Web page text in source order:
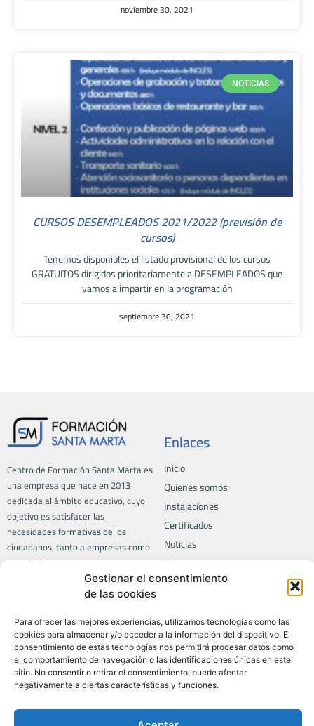
Gestionar el consentimiento
de las cookies
Para ofrecer las mejores experiencias, utilizamos tecnologías como las
cookies para almacenar y/o acceder a la información del dispositivo. El
consentimiento de estas tecnologías nos permitirá procesar datos como
el comportamiento de navegación o las identificaciones únicas en este
sitio. No consentir o retirar el consentimiento, puede afectar
negativamente a ciertas características y funciones.
noviembre 30, 2021
NOTICIAS
CURSOS DESEMPLEADOS 2021/2022 (previsión de
cursos)
Tenemos disponibles el listado provisional de los cursos
GRATUITOS dirigidos prioritariamente a DESEMPLEADOS que
vamos a impartir en la programación
septiembre 30, 2021
Centro de Formación Santa Marta es
una empresa que nace en 2013
dedicada al ámbito educativo, cuyo
objetivo es satisfacer las
necesidades formativas de los
ciudadanos, tanto a empresas como
a particulares.
Enlaces
Inicio
Quienes somos
Instalaciones
Certificados
Noticias
Contacto
Trabaja con nosotros
Formación
Todos los cursos
Certificados de profesionalidad
LABORA
Privacidad
Aviso legal
Política de privacidad
Política de calidad
Política de cookies